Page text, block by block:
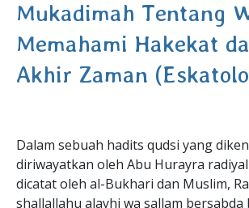
Mukadimah Tentang
Memahami Hakekat
Akhir Zaman
Dalam sebuah hadits qudsi yang
diriwayatkan oleh Abu Hurayra
dicatat oleh al-Bukhari dan Muslim,
shallallahu alayhi wa sallam bersabda